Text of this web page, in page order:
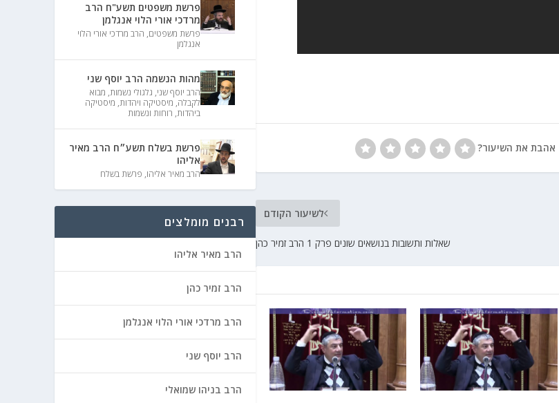
אהבת את השיעור?
לשיעור הקודם
שאלות ותשובות בנושאים שונים פרק 1 הרב זמיר כהן
פרשת משפטים תשע"ח הרב
מרדכי אורי הלוי אנגלמן
פרשת משפטים, הרב מרדכי אורי הלוי
אנגלמן
מהות הנשמה הרב יוסף שני
הרב יוסף שני, גלגולי נשמות, מבוא
לקבלה, מיסטיקה ויהדות, מיסטיקה
ביהדות, רוחות ונשמות
פרשת בשלח תשע״ח הרב מאיר
אליהו
הרב מאיר אליהו, פרשת בשלח
רבנים מומלצים
הרב מאיר אליהו
הרב זמיר כהן
הרב מרדכי אורי הלוי אנגלמן
הרב יוסף שני
הרב בניהו שמואלי